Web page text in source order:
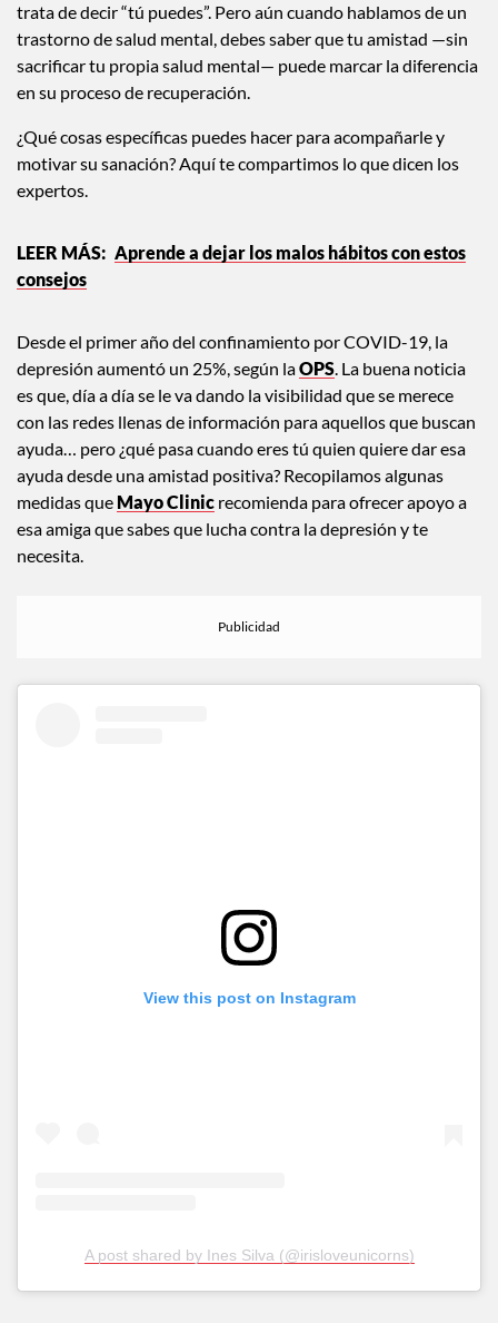
trata de decir “tú puedes”. Pero aún cuando hablamos de un
trastorno de salud mental, debes saber que tu amistad —sin
sacrificar tu propia salud mental— puede marcar la diferencia
en su proceso de recuperación.
¿Qué cosas específicas puedes hacer para acompañarle y
motivar su sanación? Aquí te compartimos lo que dicen los
expertos.
Aprende a dejar los malos hábitos con estos
consejos
Desde el primer año del confinamiento por COVID-19, la
depresión aumentó un 25%, según laOPS. La buena noticia
es que, día a día se le va dando la visibilidad que se merece
con las redes llenas de información para aquellos que buscan
ayuda… pero ¿qué pasa cuando eres tú quien quiere dar esa
ayuda desde una amistad positiva? Recopilamos algunas
medidas que Mayo Clinic recomienda para ofrecer apoyo a
esa amiga que sabes que lucha contra la depresión y te
necesita.
View this post on Instagram
A post shared by Ines Silva (@irisloveunicorns)